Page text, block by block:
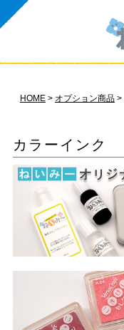
HOME オプション商品
カラーインク